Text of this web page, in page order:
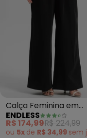
Calça Feminina em
Alfaiataria (Preto)
ENDLESS
R$ 174,99R$ 224,99
ou 5x de R$ 34,99 sem